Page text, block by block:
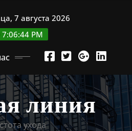
7 августа 2026
7:06:46 PM
линия
ухода